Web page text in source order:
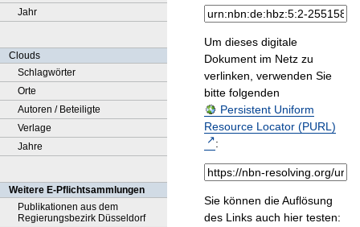
Jahr
Clouds
Schlagwörter
Orte
Autoren / Beteiligte
Verlage
Jahre
Weitere E-Pflichtsammlungen
Publikationen aus dem
Regierungsbezirk Düsseldorf
Um dieses digitale
Dokument im Netz zu
verlinken, verwenden Sie
bitte folgenden
Persistent Uniform
Resource Locator (PURL)
:
Sie können die Auflösung
des Links auch hier testen: